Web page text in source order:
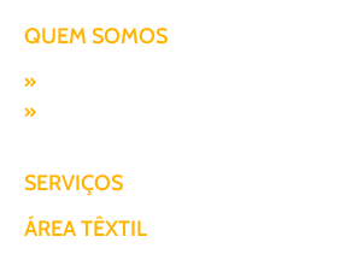
QUEM SOMOS
SERVIÇOS
ÁREA TÊXTIL